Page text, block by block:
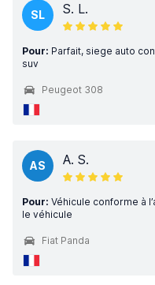
SL S. L.
Pour: Parfait, siege auto
suv
Peugeot 308
AS A. S.
Pour: Véhicule conforme à
le véhicule
Fiat Panda